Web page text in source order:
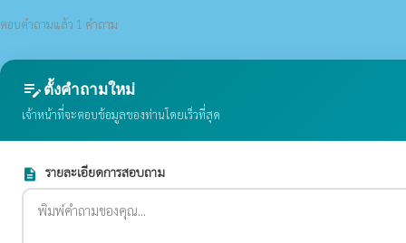
ตอบคำถามแล้ว 1 คำถาม
edit_noteตั้งคำถามใหม่
เจ้าหน้าที่จะตอบข้อมูลของท่านโดยเร็วที่สุด
description รายละเอียดการสอบถาม